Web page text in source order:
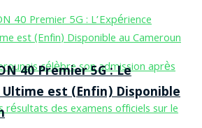
40 Premier 5G : Le
est (Enfin) Disponible